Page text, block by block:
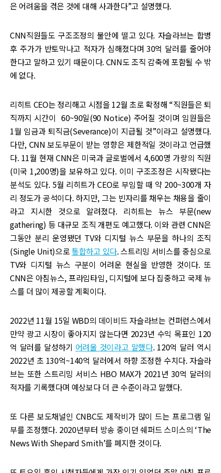
은 어려움을 겪은 것에 대해 사과한다”고 설명했다.
CNN직원들도 구조조정의 불안에 떨고 있다. 자슬라브는 합병
후 주가가 반토막나고 적자가 심해졌다며 30억 달러를 줄어야
한다고 말하고 있기 때문이다. CNN도 조직 감축에 포함될 수 밖
에 없다.
리히트 CEO는 정리해고 시점을 12월 초로 확정해 “직원들은 퇴
직까지 시간이 60~90일(90 Notice) 주어질 것이며 임원들은
1월 임금과 퇴직금(Severance)이 지급될 것”이라고 설명했다.
다만, CNN 보도부문이 받는 영향은 제한적일 것이라고 언급했
다. 11월 현재 CNN은 미국과 글로벌에서 4,600명 가량의 직원
(미국 1,200명)을 보유하고 있다. 이미 구조조정은 시작됐다는
분석도 있다. 5월 리히트가 CEO로 부임할 때 약 200~300개 자
리 정도가 공석이다. 하지만, 그는 빈자리를 채우는 채용을 줄이
라고 지시한 것으로 알려졌다. 리히트는 뉴스 부문(new
gathering) 등 대규모 조직 개편도 예고했다. 이와 관련 CNN은
그동안 분리 운영됐던 TV와 디지털 뉴스 부문을 하나의 조직
(Single Unit)으로 통합하고 있다. 스트리밍 서비스를 중심으로
TV와 디지털 뉴스 구분이 어려운 현실을 반영한 것이다. 또
CNN은 아침뉴스, 프라임타임, 디지털에 보다 집중하고 국제 뉴
스를 더 많이 제공할 계획이다.
2022년 11월 15일 WBD의 데이비드 자슬라브는 컨퍼런스에서
만약 광고 시장이 좋아지지 않는다면 2023년 수익 목표인 120
억 달러를 달성하기 어려울 것이라고 말했다. 120억 달러 역시
2022년 초 130억~140억 달러에서 하향 조정한 수치다. 자슬라
브는 또한 스트리밍 서비스 HBO MAX가 2021년 30억 달러의
적자를 기록했다며 예상보다 더 큰 수준이라고 말했다.
또 다른 보도채널인 CNBC도 제작비가 많이 드는 프로그램 일
부를 조정했다. 2020년부터 방송 중이던 쉐퍼드 스미스의 ‘The
News With Shepard Smith’를 폐지한 것이다.